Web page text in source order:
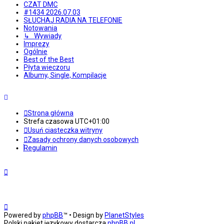
CZAT DMC
#1434 2026.07.03
SŁUCHAJ RADIA NA TELEFONIE
Notowania
↳ Wywiady
Imprezy
Ogólnie
Best of the Best
Płyta wieczoru
Albumy, Single, Kompilacje
Strona główna
Strefa czasowaUTC+01:00
Usuń ciasteczka witryny
Zasady ochrony danych osobowych
Regulamin
Powered byphpBB™ • Design by PlanetStyles